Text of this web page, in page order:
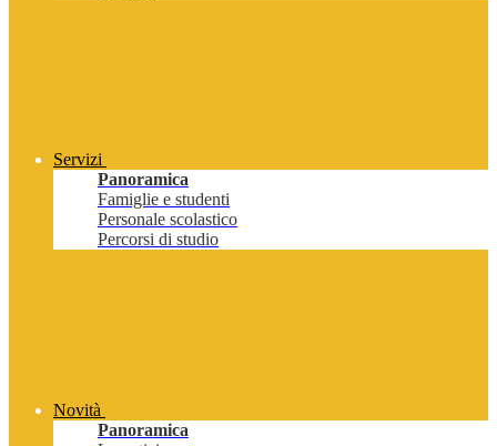
Servizi
Panoramica
Famiglie e studenti
Personale scolastico
Percorsi di studio
Novità
Panoramica